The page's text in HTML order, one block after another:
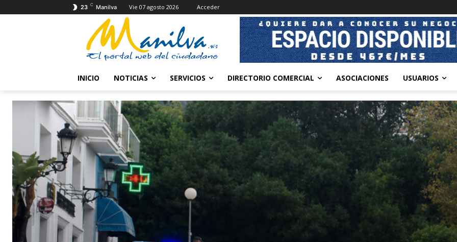
23 C Manilva Vie 07 agosto 2026 Acceder
INICIO NOTICIAS SERVICIOS DIRECTORIO COMERCIAL ASOCIACIONES USUARIOS